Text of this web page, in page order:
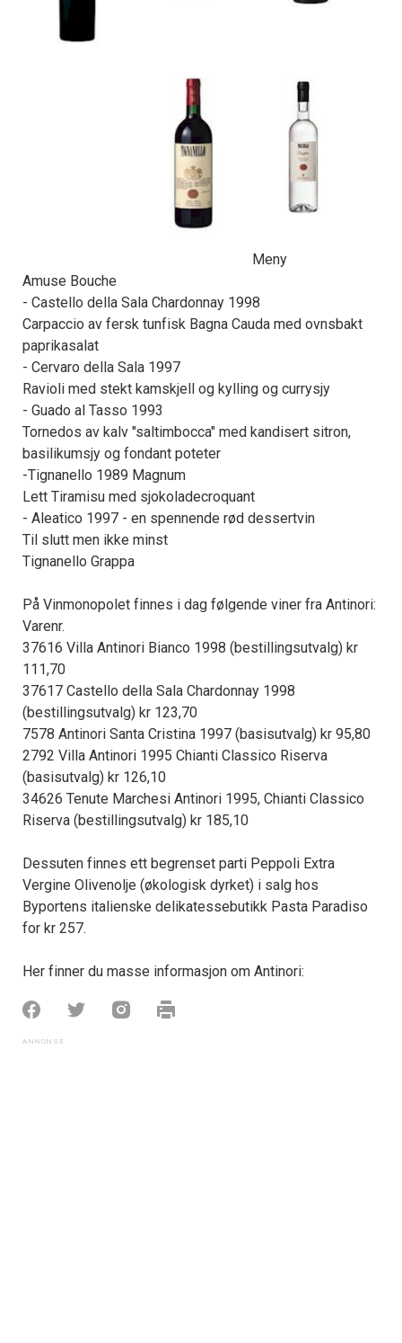
Meny
Amuse Bouche
- Castello della Sala Chardonnay 1998
Carpaccio av fersk tunfisk Bagna Cauda med ovnsbakt
paprikasalat
- Cervaro della Sala 1997
Ravioli med stekt kamskjell og kylling og currysjy
- Guado al Tasso 1993
Tornedos av kalv "saltimbocca" med kandisert sitron,
basilikumsjy og fondant poteter
-Tignanello 1989 Magnum
Lett Tiramisu med sjokoladecroquant
- Aleatico 1997 - en spennende rød dessertvin
Til slutt men ikke minst
Tignanello Grappa
På Vinmonopolet finnes i dag følgende viner fra Antinori:
Varenr.
37616 Villa Antinori Bianco 1998 (bestillingsutvalg) kr
111,70
37617 Castello della Sala Chardonnay 1998
(bestillingsutvalg) kr 123,70
7578 Antinori Santa Cristina 1997 (basisutvalg) kr 95,80
2792 Villa Antinori 1995 Chianti Classico Riserva
(basisutvalg) kr 126,10
34626 Tenute Marchesi Antinori 1995, Chianti Classico
Riserva (bestillingsutvalg) kr 185,10
Dessuten finnes ett begrenset parti Peppoli Extra
Vergine Olivenolje (økologisk dyrket) i salg hos
Byportens italienske delikatessebutikk Pasta Paradiso
for kr 257.
Her finner du masse informasjon om Antinori: